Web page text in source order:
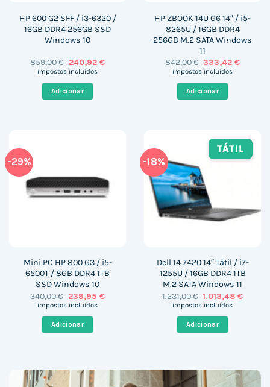
HP 600 G2 SFF / i3-6320 /
16GB DDR4 256GB SSD
Windows 10
859,00€ O
preço
859,00 €.
240,92 €O
impostos incluídos
Adicionar
HP ZBOOK 14U G6 14″ / i5-
8265U / 16GB DDR4
256GB M.2 SATA Windows
11
842,00€ O
preço
842,00 €.
333,42€O
impostos incluídos
Adicionar
-29%
Mini PC HP 800 G3 / i5-
6500T / 8GB DDR4 1TB
SSD Windows 10
340,00€ O
preço
era:
340,00 €.
239,95 €O
impostos incluídos
Adicionar
-18%
TÁTIL
Dell 14 7420 14″ Tátil / i7-
1255U / 16GB DDR4 1TB
M.2 SATA Windows 11
1.231,00€ O
preço
era:
1.231,00 €.
1.013,48€O
impostos incluídos
Adicionar